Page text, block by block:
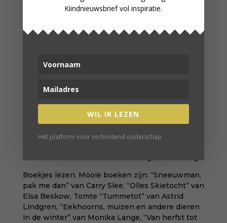
(verstop je handen achter je rug)
je daarna met heel veel piepschuim. Zonde toch?
blokjes uit het piepschuim. Dit zijn allemaal
en lijm een iglo bouwen en deze op een stuk
veel rommel in je huis!
Bordspel maken. Maak je eigen memory of
ganzenbord. Het beste gebruik je hier stevig
Boekjes lezen. Mooie boeken zijn: “Sneeuwman,
pak me dan” van Carry Slee, “Olles Skietocht” van
Elsa Beskow, Tomte “Tummetot” van Astrid
Lindgren, “Eekhoorns, muizen en andere dieren
in de winter” van Monika Lange, “Van herfst tot
Kiindnieuwsbrief vol inspiratie.
WIL IK LEZEN
Hét platform voor verbindend ouderschap